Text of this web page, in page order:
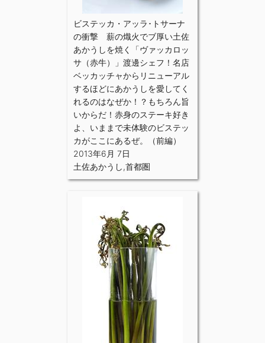
ビステッカ・アッラ･トサーナ
の衝撃 薪の熾火でブ厚い土佐
あかうしを焼く「ヴァッカロッ
サ（赤牛）」渡邊シェフ！名店
ベッカッチャからリニューアル
するほどにあかうしを愛してく
れるのはなぜか！？もちろん旨
いからだ！赤身のステーキ好き
よ、いままで未体験のビステッ
カがここにあるぜ。（前編）
2013年6月 7日
土佐あかうし,首都圏